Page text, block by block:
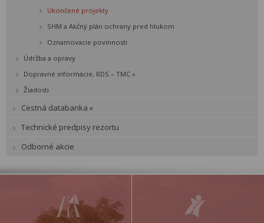
Ukončené projekty
SHM a Akčný plán ochrany pred hlukom
Oznamovacie povinnosti
Údržba a opravy
Dopravné informácie, RDS – TMC »
Žiadosti
Cestná databanka »
Technické predpisy rezortu
Odborné akcie